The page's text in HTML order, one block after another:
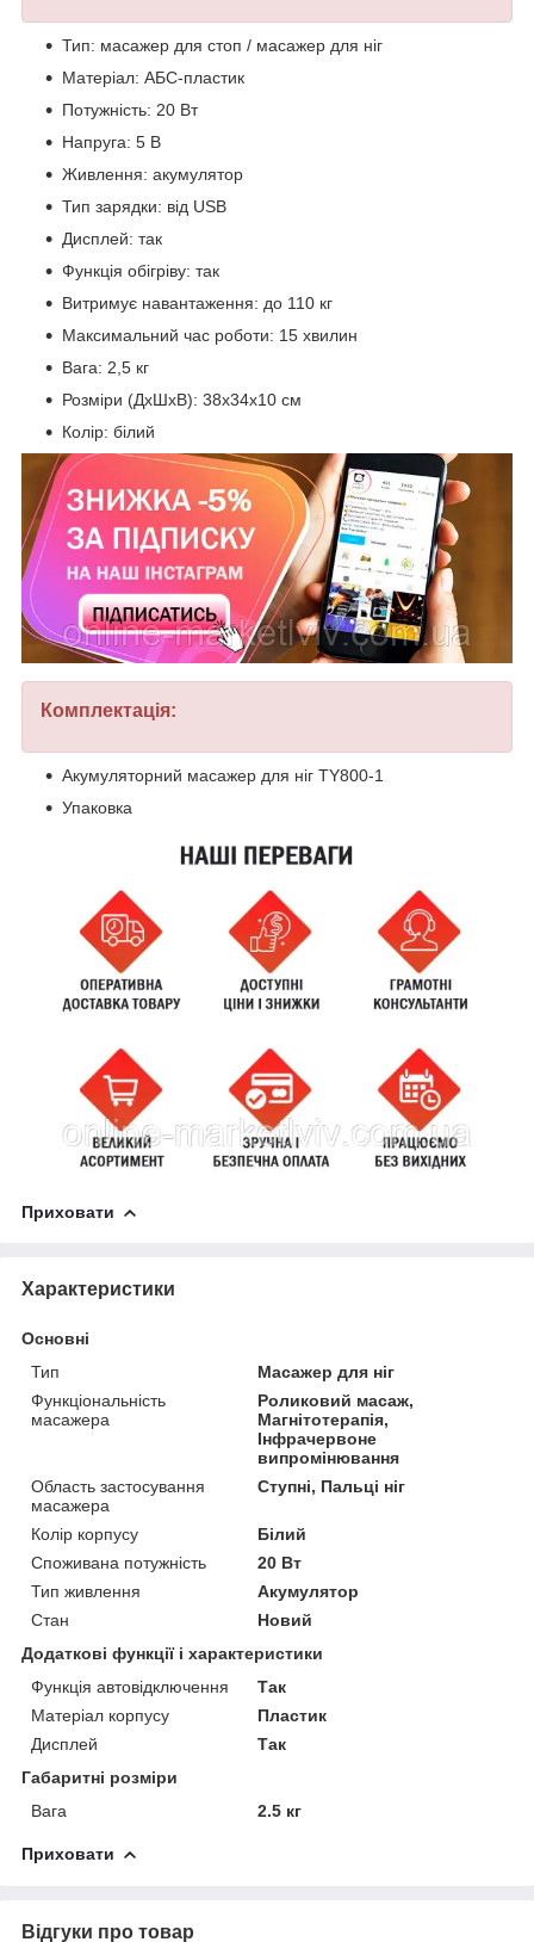
Тип: масажер для стоп / масажер для ніг
Матеріал: АБС-пластик
Потужність: 20 Вт
Напруга: 5 В
Живлення: акумулятор
Тип зарядки: від USB
Дисплей: так
Функція обігріву: так
Витримує навантаження: до 110 кг
Максимальний час роботи: 15 хвилин
Вага: 2,5 кг
Розміри (ДхШхВ): 38х34х10 см
Колір: білий
Комплектація:
Акумуляторний масажер для ніг TY800-1
Упаковка
Приховати
Характеристики
Основні
Тип
Масажер для ніг
Функціональність
масажера
Роликовий масаж,
Магнітотерапія,
Інфрачервоне
випромінювання
Область застосування
масажера
Ступні, Пальці ніг
Колір корпусу
Білий
Споживана потужність
20 Вт
Тип живлення
Акумулятор
Стан
Новий
Додаткові функції і характеристики
Функція автовідключення
Так
Матеріал корпусу
Пластик
Дисплей
Так
Габаритні розміри
Вага
2.5 кг
Приховати
Відгуки про товар